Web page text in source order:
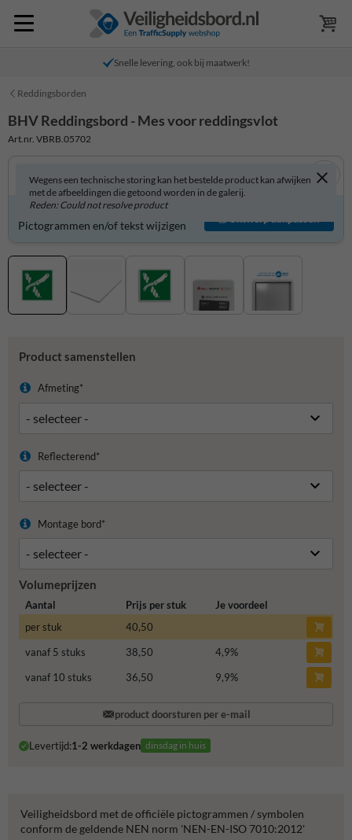
Snelle levering, ook bij maatwerk!
Reddingsborden
BHV Reddingsbord - Mes voor reddingsvlot
Art.nr. VBRB.05702
Wegens een technische storing kan het bestelde product kan afwijken
met de afbeeldingen die getoond worden in de galerij.
Reden: Could not resolve product
Product zelf aanpassen?
Pictogrammen en/of tekst wijzigen
Ontwerp aanpassen
Product samenstellen
Afmeting*
Reflecterend*
Montage bord*
Volumeprijzen
Aantal Prijs per stuk
Je voordeel
per stuk
40,50
vanaf 5 stuks
38,50 4,9%
vanaf 10 stuks
36,50 9,9%
product doorsturen per e-mail
Levertijd:1-2 werkdagen dinsdag in huis
Veiligheidsbord met de officiële pictogrammen / symbolen
conform de geldende NEN norm 'NEN-EN-ISO 7010:2012'